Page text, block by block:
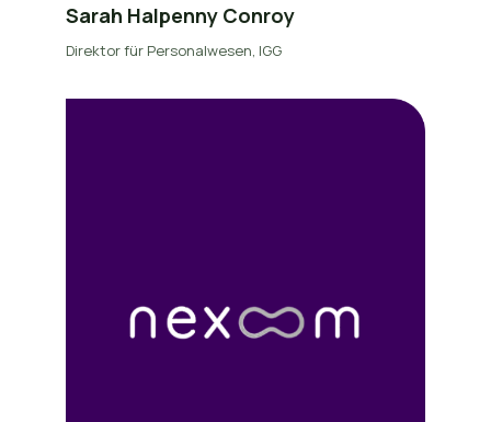
Sarah Halpenny Conroy
Direktor für Personalwesen, IGG